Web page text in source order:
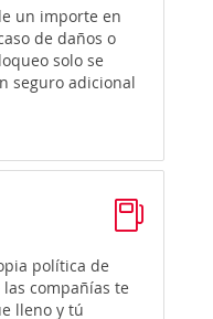
un importe en
de daños o
solo se
seguro adicional
política de
compañías te
lleno y tú